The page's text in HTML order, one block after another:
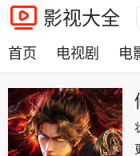
影视大全
首页 电视剧 电